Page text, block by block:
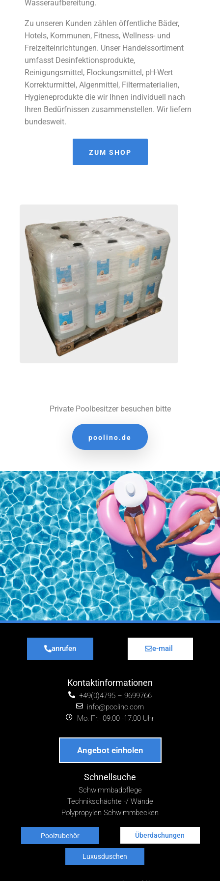
Wasseraufbereitung.
Zu unseren Kunden zählen öffentliche Bäder,
Hotels, Kommunen, Fitness, Wellness- und
Freizeiteinrichtungen. Unser Handelssortiment
umfasst Desinfektionsprodukte,
Reinigungsmittel, Flockungsmittel, pH-Wert
Korrekturmittel, Algenmittel, Filtermaterialien,
Hygieneprodukte die wir Ihnen individuell nach
Ihren Bedürfnissen zusammenstellen. Wir liefern
bundesweit.
ZUM SHOP
Private Poolbesitzer besuchen bitte
poolino.de
anrufen e-mail
Kontaktinformationen
+49(0)4795 – 9699766
info@poolino.com
Mo.-Fr.- 09:00 -17:00 Uhr
Angebot einholen
Schnellsuche
Schwimmbadpflege
Technikschächte -/ Wände
Polypropylen Schwimmbecken
Poolzubehör Überdachungen
Luxusduschen